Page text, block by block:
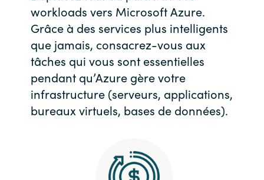
workloads vers Microsoft Azure.
Grâce à des services plus intelligents
que jamais, consacrez-vous aux
tâches qui vous sont essentielles
pendant qu’Azure gère votre
infrastructure (serveurs, applications,
bureaux virtuels, bases de données).